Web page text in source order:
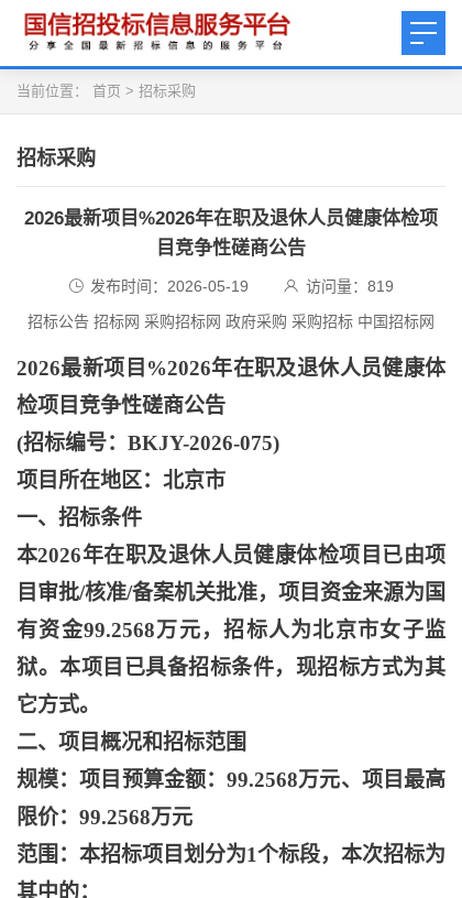
当前位置： 首页 > 招标采购
招标采购
2026最新项目%2026年在职及退休人员健康体检项
目竞争性磋商公告
发布时间：2026-05-19 访问量： 819
招标公告 招标网 采购招标网 政府采购 采购招标 中国招标网
2026最新项目%2026年在职及退休人员健康体
检项目竞争性磋商公告
(招标编号：BKJY-2026-075)
项目所在地区：北京市
一、招标条件
本2026年在职及退休人员健康体检项目已由项
目审批/核准/备案机关批准，项目资金来源为国
有资金99.2568万元，招标人为北京市女子监
狱。本项目已具备招标条件，现招标方式为其
它方式。
二、项目概况和招标范围
规模：项目预算金额：99.2568万元、项目最高
限价：99.2568万元
范围：本招标项目划分为1个标段，本次招标为
其中的：